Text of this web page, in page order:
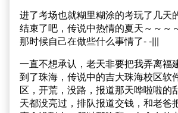
进了考场也就糊里糊涂的考玩了几天
结束了吧，传说中热情的夏天～～～
那时候自己在做些什么事情了- -|||
一直不想承认，老天非要把我弄离福
到了珠海，传说中的吉大珠海校区软
区，开荒，没路，报道那天哗啦啦的
天都没亮过，排队报道交钱，和老爸